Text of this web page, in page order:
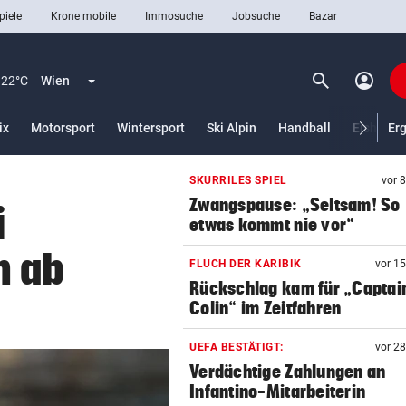
Krone mobile Immosuche Jobsuche Bazar
22°C Wien Menü aufklappen search Suchen
account_circle
Motorsport Wintersport Ski Alpin Handball
ab
SKURRILES SPIEL vor
Zwangspause: „Seltsam! So
etwas kommt nie vor“
FLUCH DER KARIBIK vor
Rückschlag kam für
Colin“ im Zeitfahren
UEFA BESTÄTIGT: vor
Verdächtige Zahlungen an
Infantino-Mitarbeiterin